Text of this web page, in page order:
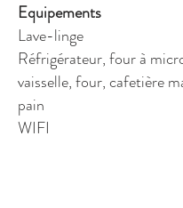
Equipements
Lave-linge
Réfrigérateur, four à
vaisselle, four, cafetière
pain
WIFI